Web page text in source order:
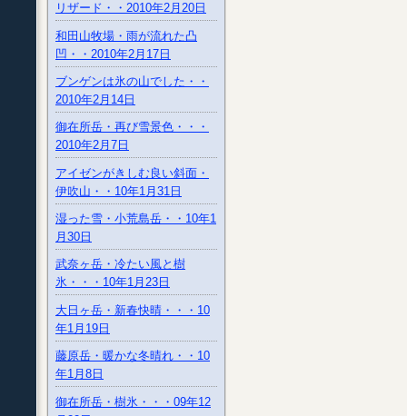
リザード・・2010年2月20日
和田山牧場・雨が流れた凸
凹・・2010年2月17日
ブンゲンは氷の山でした・・
2010年2月14日
御在所岳・再び雪景色・・・
2010年2月7日
アイゼンがきしむ良い斜面・
伊吹山・・10年1月31日
湿った雪・小荒島岳・・10年1
月30日
武奈ヶ岳・冷たい風と樹
氷・・・10年1月23日
大日ヶ岳・新春快晴・・・10
年1月19日
藤原岳・暖かな冬晴れ・・10
年1月8日
御在所岳・樹氷・・・09年12